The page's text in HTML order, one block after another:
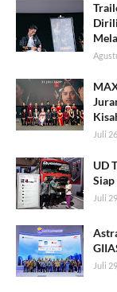
Juli
UD
Juli
Juli